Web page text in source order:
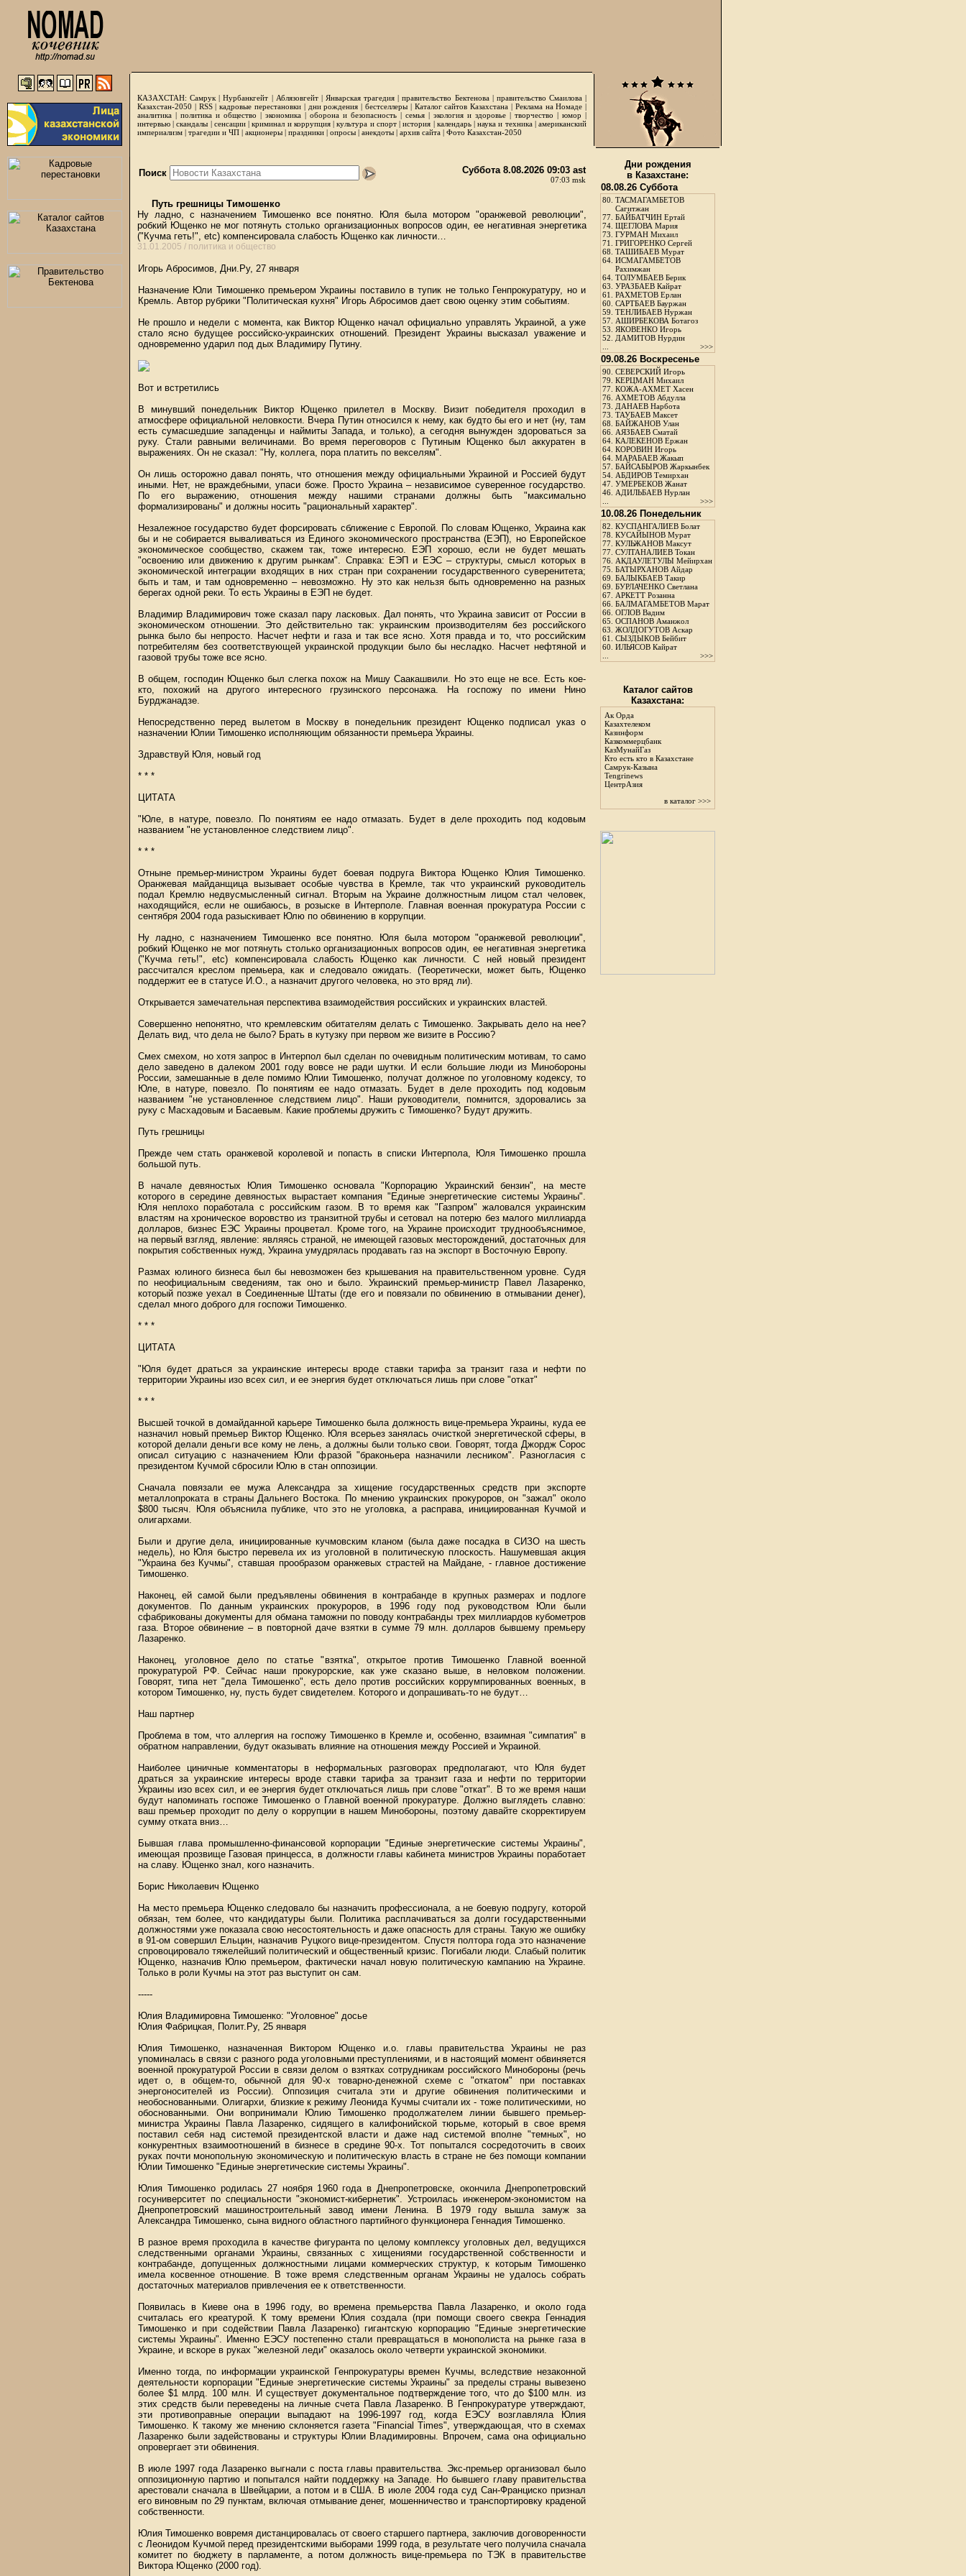
КАЗАХСТАН: Самрук |Нурбанкгейт | Аблязовгейт| Январская трагедия |правительство Бектенова| правительство Смаилова|
Казахстан-2050 | RSS|кадровые перестановки| дни рождения | бестселлеры| Каталог сайтов Казахстана | Реклама на Номаде |
аналитика | политика и общество | экономика | оборона и безопасность | семья | экология и здоровье | творчество | юмор |
интервью |скандалы | сенсации|криминал и коррупция|культура и спорт|история | календарь|наука и техника|американский
империализм | трагедии и ЧП | акционеры | праздники | опросы | анекдоты | архив сайта | Фото Казахстан-2050
Поиск Суббота 8.08.2026 09:03 ast
07:03 msk
Путь грешницы Тимошенко
Ну ладно, с назначением Тимошенко все понятно. Юля была мотором "оранжевой революции",
робкий Ющенко не мог потянуть столько организационных вопросов один, ее негативная энергетика
("Кучма геть!", etc) компенсировала слабость Ющенко как личности…
31.01.2005 / политика и общество
Игорь Абросимов, Дни.Ру, 27 января
Назначение Юли Тимошенко премьером Украины поставило в тупик не только Генпрокуратуру, но и
Кремль. Автор рубрики "Политическая кухня" Игорь Абросимов дает свою оценку этим событиям.
Не прошло и недели с момента, как Виктор Ющенко начал официально управлять Украиной, а уже
стало ясно будущее российско-украинских отношений. Президент Украины высказал уважение и
одновременно ударил под дых Владимиру Путину.
Вот и встретились
В минувший понедельник Виктор Ющенко прилетел в Москву. Визит победителя проходил в
атмосфере официальной неловкости. Вчера Путин относился к нему, как будто бы его и нет (ну, там
есть сумасшедшие западенцы и наймиты Запада, и только), а сегодня вынужден здороваться за
руку. Стали равными величинами. Во время переговоров с Путиным Ющенко был аккуратен в
выражениях. Он не сказал: "Ну, коллега, пора платить по векселям".
Он лишь осторожно давал понять, что отношения между официальными Украиной и Россией будут
иными. Нет, не враждебными, упаси боже. Просто Украина – независимое суверенное государство.
По его выражению, отношения между нашими странами должны быть "максимально
формализированы" и должны носить "рациональный характер".
Незалежное государство будет форсировать сближение с Европой. По словам Ющенко, Украина как
бы и не собирается вываливаться из Единого экономического пространства (ЕЭП), но Европейское
экономическое сообщество, скажем так, тоже интересно. ЕЭП хорошо, если не будет мешать
"освоению или движению к другим рынкам". Справка: ЕЭП и ЕЭС – структуры, смысл которых в
экономической интеграции входящих в них стран при сохранении государственного суверенитета;
быть и там, и там одновременно – невозможно. Ну это как нельзя быть одновременно на разных
берегах одной реки. То есть Украины в ЕЭП не будет.
Владимир Владимирович тоже сказал пару ласковых. Дал понять, что Украина зависит от России в
экономическом отношении. Это действительно так: украинским производителям без российского
рынка было бы непросто. Насчет нефти и газа и так все ясно. Хотя правда и то, что российским
потребителям без соответствующей украинской продукции было бы несладко. Насчет нефтяной и
газовой трубы тоже все ясно.
В общем, господин Ющенко был слегка похож на Мишу Саакашвили. Но это еще не все. Есть кое-
кто, похожий на другого интересного грузинского персонажа. На госпожу по имени Нино
Бурджанадзе.
Непосредственно перед вылетом в Москву в понедельник президент Ющенко подписал указ о
назначении Юлии Тимошенко исполняющим обязанности премьера Украины.
Здравствуй Юля, новый год
* * *
ЦИТАТА
"Юле, в натуре, повезло. По понятиям ее надо отмазать. Будет в деле проходить под кодовым
названием "не установленное следствием лицо".
* * *
Отныне премьер-министром Украины будет боевая подруга Виктора Ющенко Юлия Тимошенко.
Оранжевая майданщица вызывает особые чувства в Кремле, так что украинский руководитель
подал Кремлю недвусмысленный сигнал. Вторым на Украине должностным лицом стал человек,
находящийся, если не ошибаюсь, в розыске в Интерполе. Главная военная прокуратура России с
сентября 2004 года разыскивает Юлю по обвинению в коррупции.
Ну ладно, с назначением Тимошенко все понятно. Юля была мотором "оранжевой революции",
робкий Ющенко не мог потянуть столько организационных вопросов один, ее негативная энергетика
("Кучма геть!", etc) компенсировала слабость Ющенко как личности. С ней новый президент
рассчитался креслом премьера, как и следовало ожидать. (Теоретически, может быть, Ющенко
поддержит ее в статусе И.О., а назначит другого человека, но это вряд ли).
Открывается замечательная перспектива взаимодействия российских и украинских властей.
Совершенно непонятно, что кремлевским обитателям делать с Тимошенко. Закрывать дело на нее?
Делать вид, что дела не было? Брать в кутузку при первом же визите в Россию?
Смех смехом, но хотя запрос в Интерпол был сделан по очевидным политическим мотивам, то само
дело заведено в далеком 2001 году вовсе не ради шутки. И если большие люди из Минобороны
России, замешанные в деле помимо Юлии Тимошенко, получат должное по уголовному кодексу, то
Юле, в натуре, повезло. По понятиям ее надо отмазать. Будет в деле проходить под кодовым
названием "не установленное следствием лицо". Наши руководители, помнится, здоровались за
руку с Масхадовым и Басаевым. Какие проблемы дружить с Тимошенко? Будут дружить.
Путь грешницы
Прежде чем стать оранжевой королевой и попасть в списки Интерпола, Юля Тимошенко прошла
большой путь.
В начале девяностых Юлия Тимошенко основала "Корпорацию Украинский бензин", на месте
которого в середине девяностых вырастает компания "Единые энергетические системы Украины".
Юля неплохо поработала с российским газом. В то время как "Газпром" жаловался украинским
властям на хроническое воровство из транзитной трубы и сетовал на потерю без малого миллиарда
долларов, бизнес ЕЭС Украины процветал. Кроме того, на Украине происходит труднообъяснимое,
на первый взгляд, явление: являясь страной, не имеющей газовых месторождений, достаточных для
покрытия собственных нужд, Украина умудрялась продавать газ на экспорт в Восточную Европу.
Размах юлиного бизнеса был бы невозможен без крышевания на правительственном уровне. Судя
по неофициальным сведениям, так оно и было. Украинский премьер-министр Павел Лазаренко,
который позже уехал в Соединенные Штаты (где его и повязали по обвинению в отмывании денег),
сделал много доброго для госпожи Тимошенко.
* * *
ЦИТАТА
"Юля будет драться за украинские интересы вроде ставки тарифа за транзит газа и нефти по
территории Украины изо всех сил, и ее энергия будет отключаться лишь при слове "откат"
* * *
Высшей точкой в домайданной карьере Тимошенко была должность вице-премьера Украины, куда ее
назначил новый премьер Виктор Ющенко. Юля всерьез занялась очисткой энергетической сферы, в
которой делали деньги все кому не лень, а должны были только свои. Говорят, тогда Джордж Сорос
описал ситуацию с назначением Юли фразой "браконьера назначили лесником". Разногласия с
президентом Кучмой сбросили Юлю в стан оппозиции.
Сначала повязали ее мужа Александра за хищение государственных средств при экспорте
металлопроката в страны Дальнего Востока. По мнению украинских прокуроров, он "зажал" около
$800 тысяч. Юля объяснила публике, что это не уголовка, а расправа, инициированная Кучмой и
олигархами.
Были и другие дела, инициированные кучмовским кланом (была даже посадка в СИЗО на шесть
недель), но Юля быстро перевела их из уголовной в политическую плоскость. Нашумевшая акция
"Украина без Кучмы", ставшая прообразом оранжевых страстей на Майдане, - главное достижение
Тимошенко.
Наконец, ей самой были предъявлены обвинения в контрабанде в крупных размерах и подлоге
документов. По данным украинских прокуроров, в 1996 году под руководством Юли были
сфабрикованы документы для обмана таможни по поводу контрабанды трех миллиардов кубометров
газа. Второе обвинение – в повторной даче взятки в сумме 79 млн. долларов бывшему премьеру
Лазаренко.
Наконец, уголовное дело по статье "взятка", открытое против Тимошенко Главной военной
прокуратурой РФ. Сейчас наши прокурорские, как уже сказано выше, в неловком положении.
Говорят, типа нет "дела Тимошенко", есть дело против российских коррумпированных военных, в
котором Тимошенко, ну, пусть будет свидетелем. Которого и допрашивать-то не будут…
Наш партнер
Проблема в том, что аллергия на госпожу Тимошенко в Кремле и, особенно, взаимная "симпатия" в
обратном направлении, будут оказывать влияние на отношения между Россией и Украиной.
Наиболее циничные комментаторы в неформальных разговорах предполагают, что Юля будет
драться за украинские интересы вроде ставки тарифа за транзит газа и нефти по территории
Украины изо всех сил, и ее энергия будет отключаться лишь при слове "откат". В то же время наши
будут напоминать госпоже Тимошенко о Главной военной прокуратуре. Должно выглядеть славно:
ваш премьер проходит по делу о коррупции в нашем Минобороны, поэтому давайте скорректируем
сумму отката вниз…
Бывшая глава промышленно-финансовой корпорации "Единые энергетические системы Украины",
имеющая прозвище Газовая принцесса, в должности главы кабинета министров Украины поработает
на славу. Ющенко знал, кого назначить.
Борис Николаевич Ющенко
На место премьера Ющенко следовало бы назначить профессионала, а не боевую подругу, которой
обязан, тем более, что кандидатуры были. Политика расплачиваться за долги государственными
должностями уже показала свою несостоятельность и даже опасность для страны. Такую же ошибку
в 91-ом совершил Ельцин, назначив Руцкого вице-президентом. Спустя полтора года это назначение
спровоцировало тяжелейший политический и общественный кризис. Погибали люди. Слабый политик
Ющенко, назначив Юлю премьером, фактически начал новую политическую кампанию на Украине.
Только в роли Кучмы на этот раз выступит он сам.
-----
Юлия Владимировна Тимошенко: "Уголовное" досье
Юлия Фабрицкая, Полит.Ру, 25 января
Юлия Тимошенко, назначенная Виктором Ющенко и.о. главы правительства Украины не раз
упоминалась в связи с разного рода уголовными преступлениями, и в настоящий момент обвиняется
военной прокуратурой России в связи делом о взятках сотрудникам российского Минобороны (речь
идет о, в общем-то, обычной для 90-х товарно-денежной схеме с "откатом" при поставках
энергоносителей из России). Оппозиция считала эти и другие обвинения политическими и
необоснованными. Олигархи, близкие к режиму Леонида Кучмы считали их - тоже политическими, но
обоснованными. Они вопринимали Юлию Тимошенко продолжателем линии бывшего премьер-
министра Украины Павла Лазаренко, сидящего в калифонийской тюрьме, который в свое время
поставил себя над системой президентской власти и даже над системой вполне "темных", но
конкурентных взаимоотношений в бизнесе в средине 90-х. Тот попытался сосредоточить в своих
руках почти монопольную экономическую и политическую власть в стране не без помощи компании
Юлии Тимошенко "Единые энергетические системы Украины".
Юлия Тимошенко родилась 27 ноября 1960 года в Днепропетровске, окончила Днепропетровский
госуниверситет по специальности "экономист-кибернетик". Устроилась инженером-экономистом на
Днепропетровский машиностроительный завод имени Ленина. В 1979 году вышла замуж за
Александра Тимошенко, сына видного областного партийного функционера Геннадия Тимошенко.
В разное время проходила в качестве фигуранта по целому комплексу уголовных дел, ведущихся
следственными органами Украины, связанных с хищениями государственной собственности и
контрабанде, допущенных должностными лицами коммерческих структур, к которым Тимошенко
имела косвенное отношение. В тоже время следственным органам Украины не удалось собрать
достаточных материалов привлечения ее к ответственности.
Появилась в Киеве она в 1996 году, во времена премьерства Павла Лазаренко, и около года
считалась его креатурой. К тому времени Юлия создала (при помощи своего свекра Геннадия
Тимошенко и при содействии Павла Лазаренко) гигантскую корпорацию "Единые энергетические
системы Украины". Именно ЕЭСУ постепенно стали превращаться в монополиста на рынке газа в
Украине, и вскоре в руках "железной леди" оказалось около четверти украинской экономики.
Именно тогда, по информации украинской Генпрокуратуры времен Кучмы, вследствие незаконной
деятельности корпорации "Единые энергетические системы Украины" за пределы страны вывезено
более $1 млрд. 100 млн. И существует документальное подтверждение того, что до $100 млн. из
этих средств были переведены на личные счета Павла Лазаренко. В Генпрокуратуре утверждают,
эти противоправные операции выпадают на 1996-1997 год, когда ЕЭСУ возглавляла Юлия
Тимошенко. К такому же мнению склоняется газета "Financial Times", утверждающая, что в схемах
Лазаренко были задействованы и структуры Юлии Владимировны. Впрочем, сама она официально
опровергает эти обвинения.
В июле 1997 года Лазаренко выгнали с поста главы правительства. Экс-премьер организовал было
оппозиционную партию и попытался найти поддержку на Западе. Но бывшего главу правительства
арестовали сначала в Швейцарии, а потом и в США. В июле 2004 года суд Сан-Франциско признал
его виновным по 29 пунктам, включая отмывание денег, мошенничество и транспортировку краденой
собственности.
Юлия Тимошенко вовремя дистанцировалась от своего старшего партнера, заключив договоренности
с Леонидом Кучмой перед президентскими выборами 1999 года, в результате чего получила сначала
комитет по бюджету в парламенте, а потом должность вице-премьера по ТЭК в правительстве
Виктора Ющенко (2000 год).
Дни рождения
в Казахстане:
08.08.26 Суббота
80. ТАСМАГАМБЕТОВ
Сагитжан
77. БАЙБАТЧИН Ертай
74. ЩЕГЛОВА Мария
73. ГУРМАН Михаил
71. ГРИГОРЕНКО Сергей
68. ТАШИБАЕВ Мурат
64. ИСМАГАМБЕТОВ
Рахимжан
64. ТОЛУМБАЕВ Берик
63. УРАЗБАЕВ Кайрат
61. РАХМЕТОВ Ерлан
60. САРТБАЕВ Бауржан
59. ТЕНЛИБАЕВ Нуржан
57. АШИРБЕКОВА Ботагоз
53. ЯКОВЕНКО Игорь
52. ДАМИТОВ Нурдин
>>>
09.08.26 Воскресенье
90. СЕВЕРСКИЙ Игорь
79. КЕРЦМАН Михаил
77. КОЖА-АХМЕТ Хасен
76. АХМЕТОВ Абдулла
73. ДАНАЕВ Нарбота
73. ТАУБАЕВ Максет
68. БАЙЖАНОВ Улан
66. АЯЗБАЕВ Сматай
64. КАЛЕКЕНОВ Ержан
64. КОРОВИН Игорь
64. МАРАБАЕВ Жакып
57. БАЙСАБЫРОВ Жаркынбек
54. АБДИРОВ Темирхан
47. УМЕРБЕКОВ Жанат
46. АДИЛЬБАЕВ Нурлан
>>>
10.08.26 Понедельник
82. КУСПАНГАЛИЕВ Болат
78. КУСАЙЫНОВ Мурат
77. КУЛЬЖАНОВ Максут
77. СУЛТАНАЛИЕВ Токан
76. АКДАУЛЕТУЛЫ Мейирхан
75. БАТЫРХАНОВ Айдар
69. БАЛЫКБАЕВ Такир
69. БУРЛАЧЕНКО Светлана
67. АРКЕТТ Розанна
66. БАЛМАГАМБЕТОВ Марат
66. ОГЛОВ Вадим
65. ОСПАНОВ Аманжол
63. ЖОЛДОГУТОВ Аскар
61. СЫЗДЫКОВ Бейбит
60. ИЛЬЯСОВ Кайрат
>>>
Каталог сайтов
Казахстана:
Ак Орда
Казахтелеком
Казинформ
Казкоммерцбанк
КазМунайГаз
Кто есть кто в Казахстане
Самрук-Казына
Tengrinews
ЦентрАзия
в каталог >>>